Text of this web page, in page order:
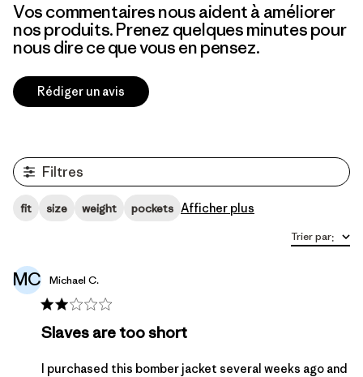
Vos commentaires nous aident à améliorer
nos produits. Prenez quelques minutes pour
nous dire ce que vous en pensez.
Rédiger un avis
Filtres
fit size weight pockets Afficher plus
Trier par:
MC Michael C.
Slaves are too short
I purchased this bomber jacket several weeks ago and